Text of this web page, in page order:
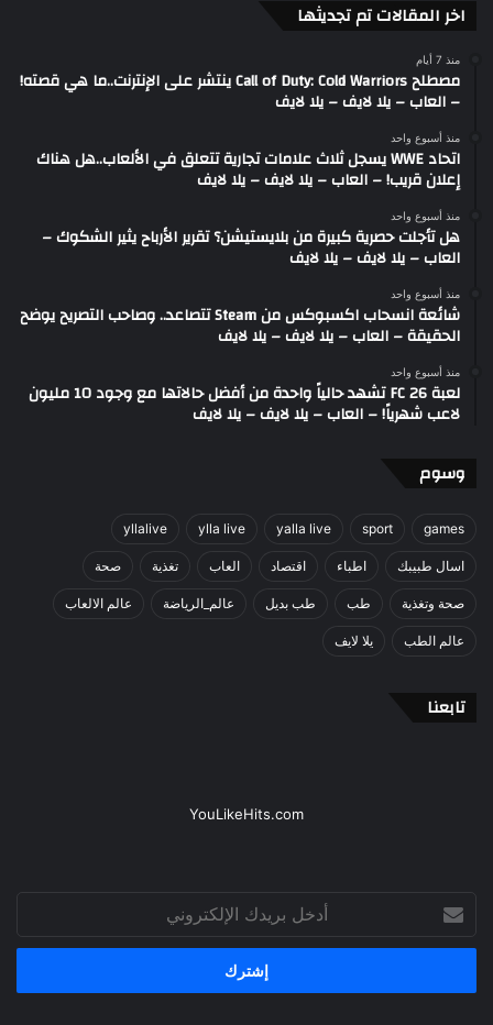
اخر المقالات تم تجديثها
منذ 7 أيام
مصطلح Call of Duty: Cold Warriors ينتشر على الإنترنت..ما هي قصته!
– العاب – يلا لايف – يلا لايف
منذ أسبوع واحد
اتحاد WWE يسجل ثلاث علامات تجارية تتعلق في الألعاب..هل هناك
إعلان قريب! – العاب – يلا لايف – يلا لايف
منذ أسبوع واحد
هل تأجلت حصرية كبيرة من بلايستيشن؟ تقرير الأرباح يثير الشكوك –
العاب – يلا لايف – يلا لايف
منذ أسبوع واحد
شائعة انسحاب اكسبوكس من Steam تتصاعد.. وصاحب التصريح يوضح
الحقيقة – العاب – يلا لايف – يلا لايف
منذ أسبوع واحد
لعبة FC 26 تشهد حالياً واحدة من أفضل حالاتها مع وجود 10 مليون
لاعب شهرياً! – العاب – يلا لايف – يلا لايف
وسوم
games
sport
yalla live
ylla live
yllalive
اسال طبيبك اطباء اقتصاد العاب تغذية صحة
صحة وتغذية طب طب بديل عالم_الرياضة عالم الالعاب
عالم الطب يلا لايف
تابعنا
YouLikeHits.com
بريدك
الإلكتروني